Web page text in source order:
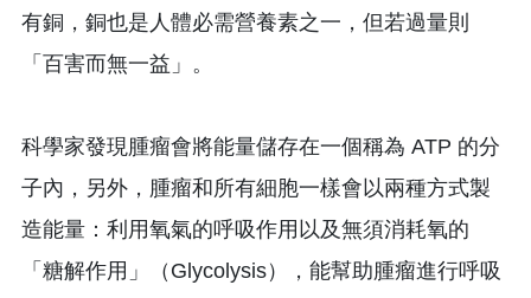
有銅，銅也是人體必需營養素之一，但若過量則
「百害而無一益」。
科學家發現腫瘤會將能量儲存在一個稱為 ATP 的分
子內，另外，腫瘤和所有細胞一樣會以兩種方式製
造能量：利用氧氣的呼吸作用以及無須消耗氧的
「糖解作用」（Glycolysis），能幫助腫瘤進行呼吸